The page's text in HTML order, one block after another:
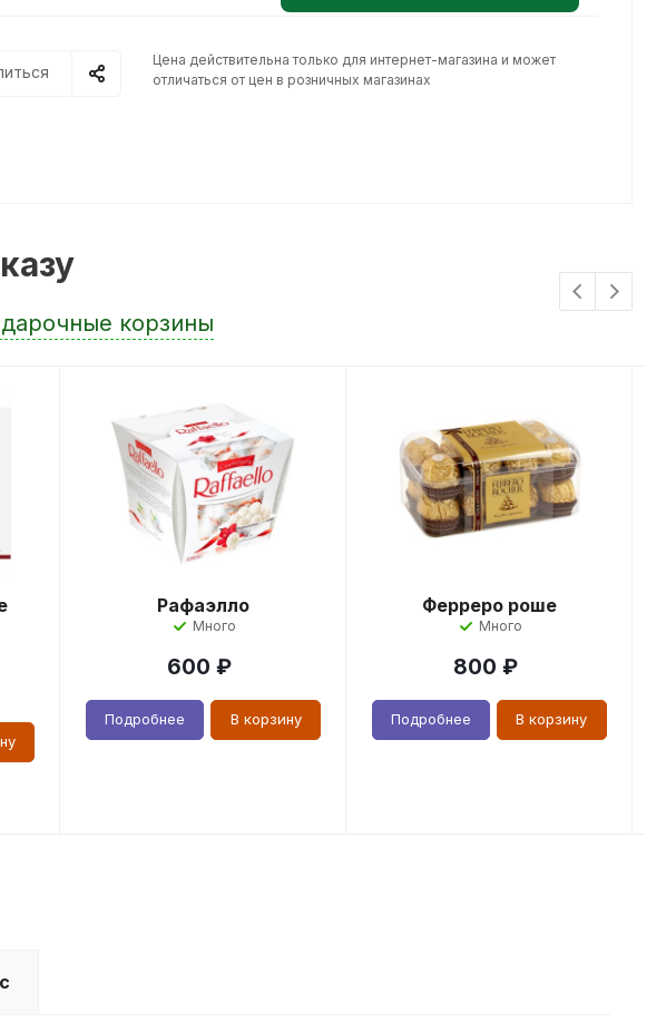
Цена действительна только для интернет-магазина и может
отличаться от цен в розничных магазинах
корзины
Рафаэлло
Много
600 ₽
Подробнее В корзину
Ферреро роше
Много
800 ₽
Подробнее В корзину